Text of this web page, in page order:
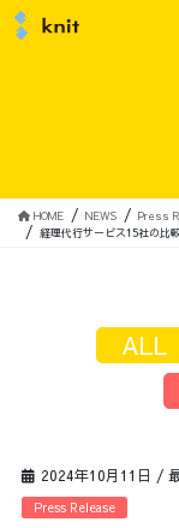
サービス
HOME NEWS
Press
経理代行サービス15社の比
2024年10月11日 /
Press Release
ALL